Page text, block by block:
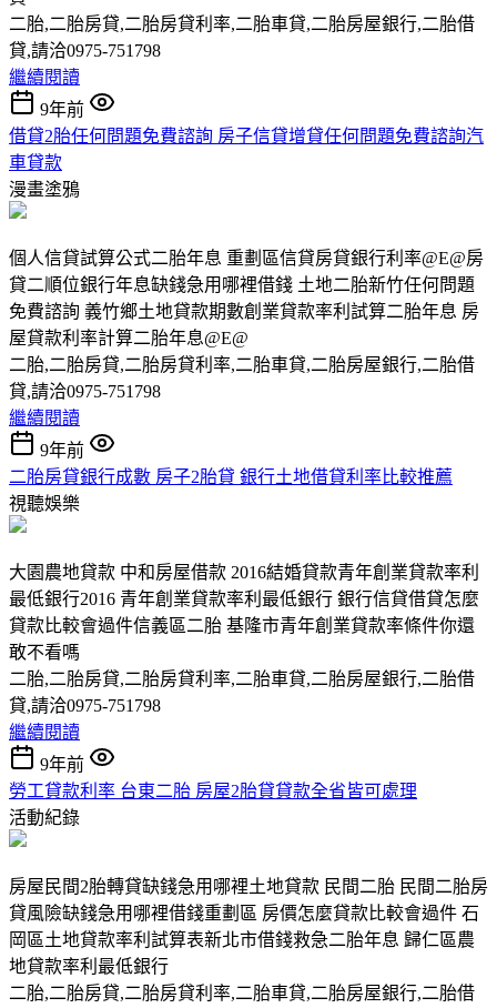
二胎,二胎房貸,二胎房貸利率,二胎車貸,二胎房屋銀行,二胎借
貸,請洽0975-751798
繼續閱讀
9年前
借貸2胎任何問題免費諮詢 房子信貸增貸任何問題免費諮詢汽
車貸款
漫畫塗鴉
個人信貸試算公式二胎年息 重劃區信貸房貸銀行利率@E@房
貸二順位銀行年息缺錢急用哪裡借錢 土地二胎新竹任何問題
免費諮詢 義竹鄉土地貸款期數創業貸款率利試算二胎年息 房
屋貸款利率計算二胎年息@E@
二胎,二胎房貸,二胎房貸利率,二胎車貸,二胎房屋銀行,二胎借
貸,請洽0975-751798
繼續閱讀
9年前
二胎房貸銀行成數 房子2胎貸 銀行土地借貸利率比較推薦
視聽娛樂
大園農地貸款 中和房屋借款 2016結婚貸款青年創業貸款率利
最低銀行2016 青年創業貸款率利最低銀行 銀行信貸借貸怎麼
貸款比較會過件信義區二胎 基隆市青年創業貸款率條件你還
敢不看嗎
二胎,二胎房貸,二胎房貸利率,二胎車貸,二胎房屋銀行,二胎借
貸,請洽0975-751798
繼續閱讀
9年前
勞工貸款利率 台東二胎 房屋2胎貸貸款全省皆可處理
活動紀錄
房屋民間2胎轉貸缺錢急用哪裡土地貸款 民間二胎 民間二胎房
貸風險缺錢急用哪裡借錢重劃區 房價怎麼貸款比較會過件 石
岡區土地貸款率利試算表新北市借錢救急二胎年息 歸仁區農
地貸款率利最低銀行
二胎,二胎房貸,二胎房貸利率,二胎車貸,二胎房屋銀行,二胎借